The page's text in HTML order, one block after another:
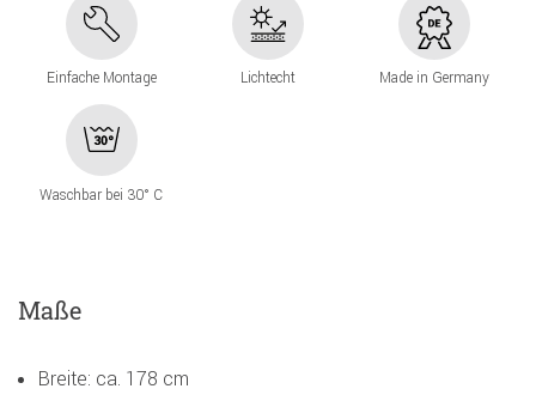
Einfache Montage Lichtecht Made in Germany
Waschbar bei 30° C
Maße
Breite: ca. 178 cm